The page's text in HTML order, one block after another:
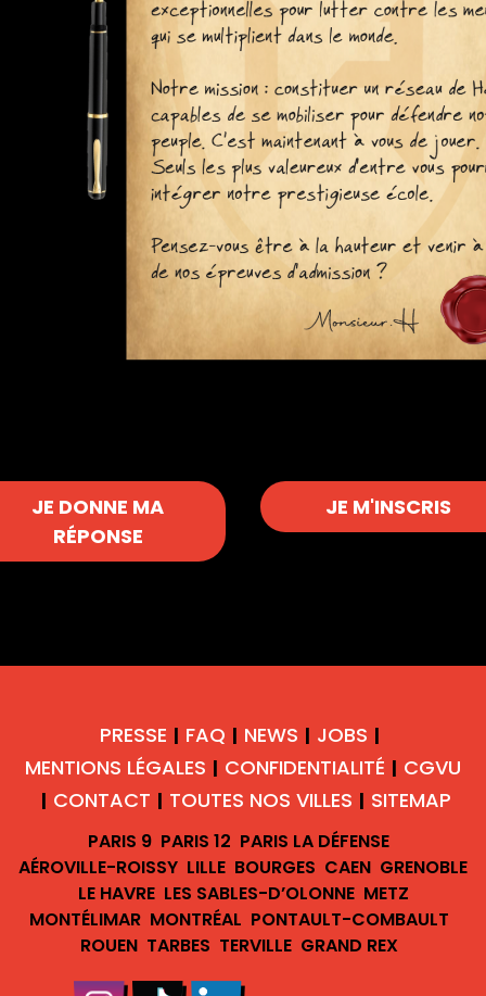
JE DONNE MA
RÉPONSE
JE M'INSCRIS
PRESSE | FAQ | NEWS | JOBS |
MENTIONS LÉGALES | CONFIDENTIALITÉ | CGVU
| CONTACT | TOUTES NOS VILLES | SITEMAP
PARIS 9 PARIS 12 PARIS LA DÉFENSE
AÉROVILLE-ROISSY LILLE BOURGES CAEN GRENOBLE
LE HAVRE LES SABLES-D’OLONNE METZ
MONTÉLIMAR MONTRÉAL PONTAULT-COMBAULT
ROUEN TARBES TERVILLE GRAND REX